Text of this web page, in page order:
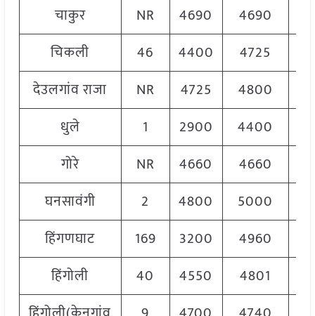
चाकुर
NR 4690 4690
चिकली
46 4400 4725
देउलगांव राजा
NR 4725 4800
धुले
1 2900 4400
गोरे
NR 4660 4660
घनसावंगी
2 4800 5000
हिंगणघाट
169 3200 4960
हिंगोली
40 4550 4801